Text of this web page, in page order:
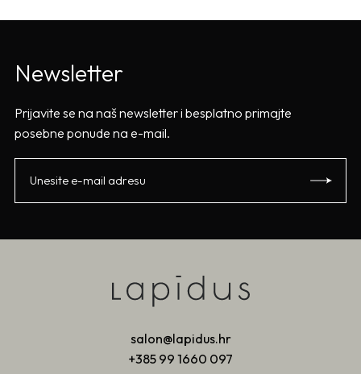
Newsletter
Prijavite se na naš newsletter i besplatno primajte
posebne ponude na e-mail.
salon@lapidus.hr
+385 99 1660 097